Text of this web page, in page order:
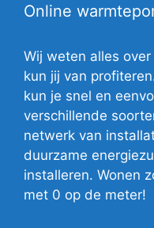
Online
Wij weten alles
kun jij van
kun je snel en
verschillende
netwerk van
duurzame
installeren. Wonen
met 0 op de meter!